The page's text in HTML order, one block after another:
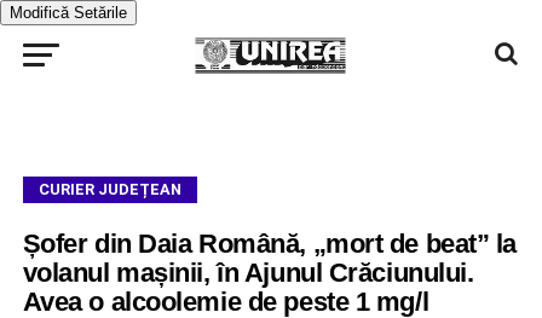
Modifică Setările
CURIER JUDEȚEAN
Șofer din Daia Română, „mort de beat” la
volanul mașinii, în Ajunul Crăciunului.
Avea o alcoolemie de peste 1 mg/l